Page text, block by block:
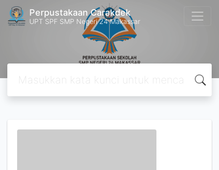
Perpustakaan Carakdek
UPT SPF SMP Negeri 24 Makassar